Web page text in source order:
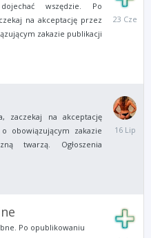
wszędzie. Po
na akceptację przez
zakazie publikacji
23
zaczekaj na akceptację
obowiązującym zakazie
twarzą. Ogłoszenia
16
Lipca
Po opublikowaniu